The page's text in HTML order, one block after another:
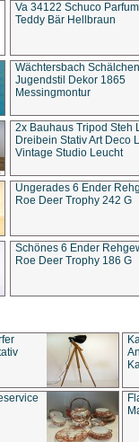
Va 34122 Schuco
Teddy Bär Hellbraun
Wächtersbach Schälchen
Jugendstil Dekor 1865
Messingmontur
2x Bauhaus Tripod Steh
Dreibein Stativ Art Deco
Vintage Studio Leucht
Ungerades 6 Ender
Roe Deer Trophy 242 G
Schönes 6 Ender
Roe Deer Trophy 186 G